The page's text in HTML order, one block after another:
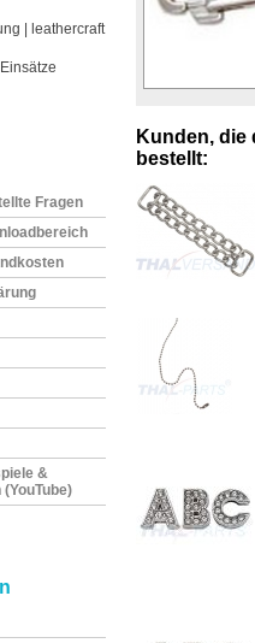
| leathercraft
Fragen
&
Kunden, die
bestellt: